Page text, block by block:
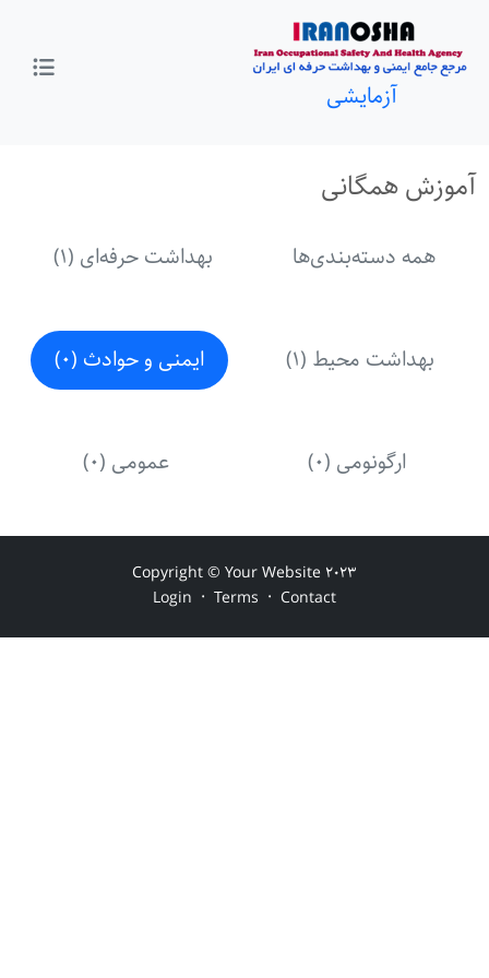
آزمایشی
آموزش همگانی
همه دسته‌بندی‌ها بهداشت حرفه‌ای (1)
بهداشت محیط (1) ایمنی و حوادث (0)
ارگونومی (0) عمومی (0)
Copyright © Your Website 2023
Login · Terms · Contact